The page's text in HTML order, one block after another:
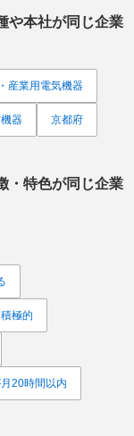
や本社が同じ企業
産業用電気機器
器 京都府
・特色が同じ企業
極的
20時間以内